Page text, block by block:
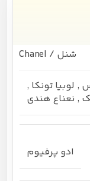
شنل / Chanel
, لوبیا تونکا ,
, نعناع هندی
ادو پرفیوم